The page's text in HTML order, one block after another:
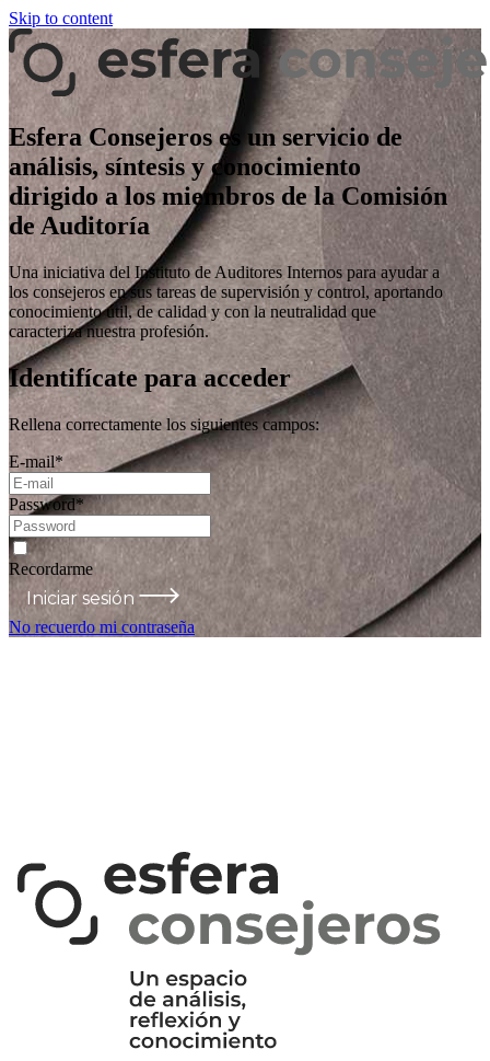
Skip to content
Esfera Consejeros es un servicio de
análisis, síntesis y conocimiento
dirigido a los miembros de la Comisión
de Auditoría
Una iniciativa del Instituto de Auditores Internos para ayudar a
los consejeros en sus tareas de supervisión y control, aportando
conocimiento útil, de calidad y con la neutralidad que
caracteriza nuestra profesión.
Identifícate para acceder
Rellena correctamente los siguientes campos:
E-mail*
Password*
Recordarme
Iniciar sesión
No recuerdo mi contraseña